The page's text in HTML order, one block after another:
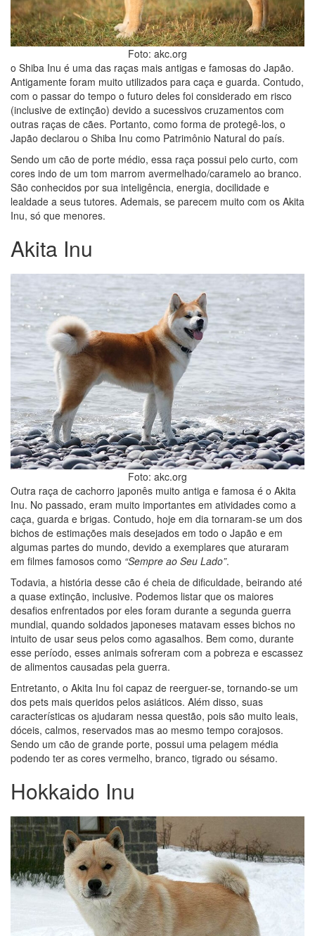
Foto: akc.org
o Shiba Inu é uma das raças mais antigas e famosas do Japão.
Antigamente foram muito utilizados para caça e guarda. Contudo,
com o passar do tempo o futuro deles foi considerado em risco
(inclusive de extinção) devido a sucessivos cruzamentos com
outras raças de cães. Portanto, como forma de protegê-los, o
Japão declarou o Shiba Inu como Patrimônio Natural do país.
Sendo um cão de porte médio, essa raça possui pelo curto, com
cores indo de um tom marrom avermelhado/caramelo ao branco.
São conhecidos por sua inteligência, energia, docilidade e
lealdade a seus tutores. Ademais, se parecem muito com os Akita
Inu, só que menores.
Akita Inu
Foto: akc.org
Outra raça de cachorro japonês muito antiga e famosa é o Akita
Inu. No passado, eram muito importantes em atividades como a
caça, guarda e brigas. Contudo, hoje em dia tornaram-se um dos
bichos de estimações mais desejados em todo o Japão e em
algumas partes do mundo, devido a exemplares que aturaram
em filmes famosos como “Sempre ao Seu Lado”.
Todavia, a história desse cão é cheia de dificuldade, beirando até
a quase extinção, inclusive. Podemos listar que os maiores
desafios enfrentados por eles foram durante a segunda guerra
mundial, quando soldados japoneses matavam esses bichos no
intuito de usar seus pelos como agasalhos. Bem como, durante
esse período, esses animais sofreram com a pobreza e escassez
de alimentos causadas pela guerra.
Entretanto, o Akita Inu foi capaz de reerguer-se, tornando-se um
dos pets mais queridos pelos asiáticos. Além disso, suas
características os ajudaram nessa questão, pois são muito leais,
dóceis, calmos, reservados mas ao mesmo tempo corajosos.
Sendo um cão de grande porte, possui uma pelagem média
podendo ter as cores vermelho, branco, tigrado ou sésamo.
Hokkaido Inu